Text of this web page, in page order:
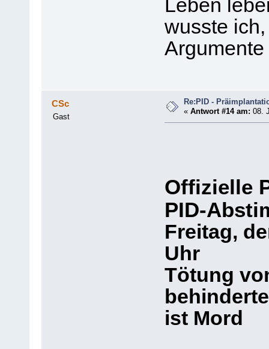
Leben
wusste
CSc
Gast
Re:PID -
«Antwort #14 am: 08.
Offizielle
PID-
Freitag,
Uhr
Tötung
ist Mord